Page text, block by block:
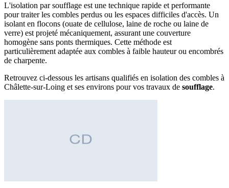
L'isolation par soufflage est une technique rapide et performante
pour traiter les combles perdus ou les espaces difficiles d'accès. Un
isolant en flocons (ouate de cellulose, laine de roche ou laine de
verre) est projeté mécaniquement, assurant une couverture
homogène sans ponts thermiques. Cette méthode est
particulièrement adaptée aux combles à faible hauteur ou encombrés
de charpente.
Retrouvez ci-dessous les artisans qualifiés en isolation des combles à
Châlette-sur-Loing et ses environs pour vos travaux de soufflage.